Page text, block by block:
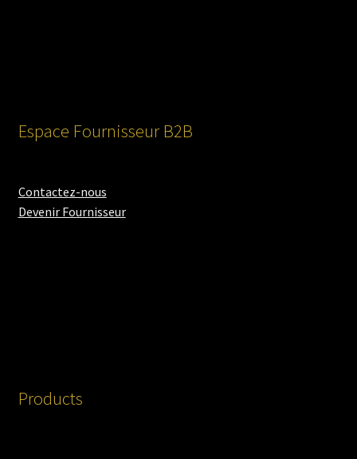
Espace Fournisseur B2B
Contactez-nous
Devenir Fournisseur
Products